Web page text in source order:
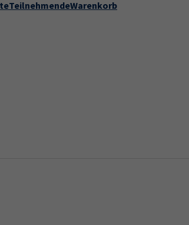
Speyer zur DVV-Webseite
TeilnehmendeWarenkorb